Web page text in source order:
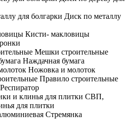
Диск по металлу
Кисти- макловицы
Мешки строительные
Наждачная бумага
Ножовка и молоток
Правило строительные
Респиратор
СВП,
для плитки
Стремянка